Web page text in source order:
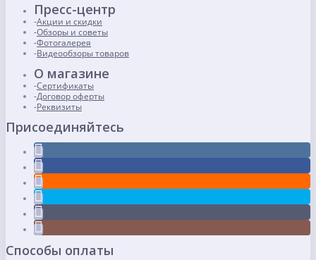
Пресс-центр
Акции и скидки
Обзоры и советы
Фотогалерея
Видеообзоры товаров
О магазине
Сертификаты
Договор оферты
Реквизиты
Присоединяйтесь
Способы оплаты